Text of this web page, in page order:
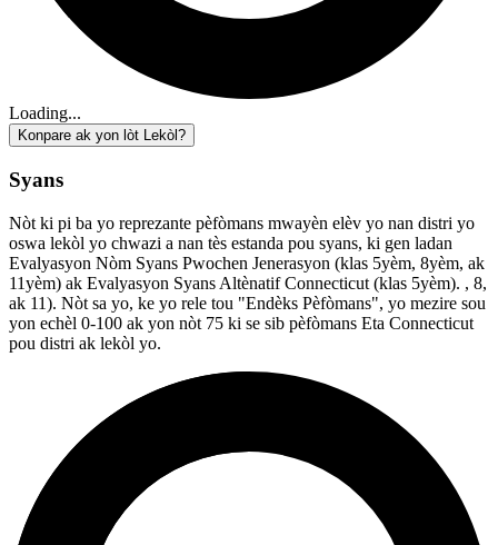
Loading...
Konpare ak yon lòt Lekòl?
Syans
Nòt ki pi ba yo reprezante pèfòmans mwayèn elèv yo nan distri yo
oswa lekòl yo chwazi a nan tès estanda pou syans, ki gen ladan
Evalyasyon Nòm Syans Pwochen Jenerasyon (klas 5yèm, 8yèm, ak
11yèm) ak Evalyasyon Syans Altènatif Connecticut (klas 5yèm). , 8,
ak 11). Nòt sa yo, ke yo rele tou "Endèks Pèfòmans", yo mezire sou
yon echèl 0-100 ak yon nòt 75 ki se sib pèfòmans Eta Connecticut
pou distri ak lekòl yo.